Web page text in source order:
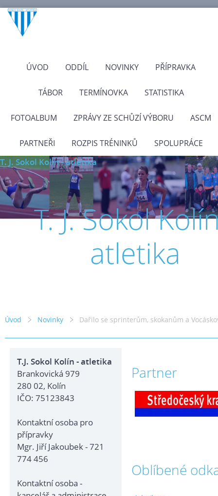
ÚVOD ODDÍL NOVINKY PŘÍPRAVKA
TÁBOR TERMÍNOVKA STATISTIKA
FOTOALBUM ZPRÁVY ZE SCHŮZÍ VÝBORU ASCM
PARTNEŘI ROZPIS TRÉNINKŮ SPOLUPRÁCE
T. J. Sokol Kolín - atletika
T. J. Sokol
atletika
Úvod Novinky Dařilo se sprinterům, skokanům a
T.J. Sokol Kolín - atletika
Brankovická 979
280 02, Kolín
IČO: 75123843
Kontaktní osoba pro
přípravky
Mgr. Jiří Jakoubek - 721
774 456
Kontaktní osoba -
Partner
Oblíbené